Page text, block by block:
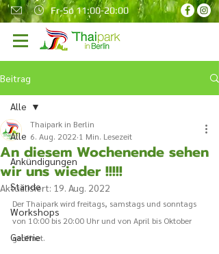
Fr-So 11:00-20:00
Beitrag
Alle
Ankündigungen
Stände
Workshops
Galerie
Alle
An diesem Wochenende sehen
wir uns wieder !!!!!
Thaipark in Berlin
6. Aug. 2022 1 Min. Lesezeit
Aktualisiert: 19. Aug. 2022
Der Thaipark wird freitags, samstags und sonntags
von 10:00 bis 20:00 Uhr und von April bis Oktober
geöffnet.